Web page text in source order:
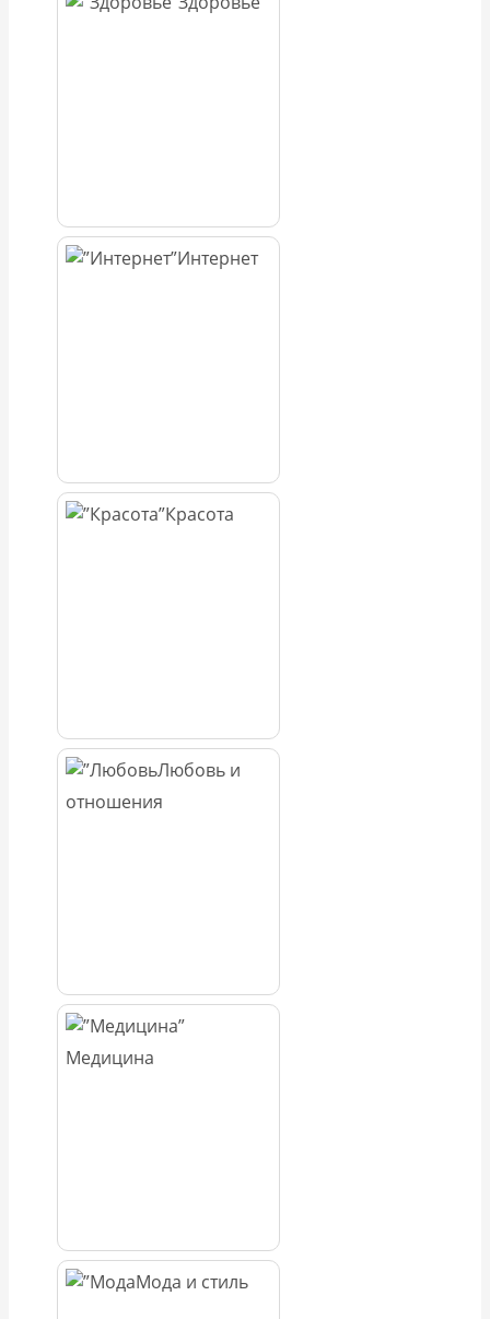
Интернет
Красота
Любовь и
отношения
Медицина
Мода и стиль